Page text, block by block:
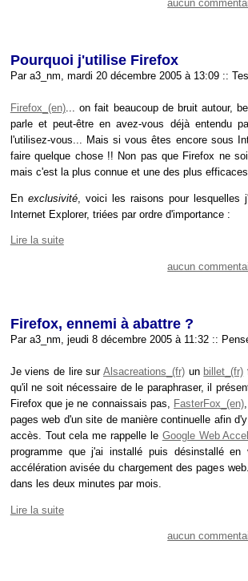
aucun
Pourquoi j'utilise Firefox
Par a3_nm, mardi 20 décembre 2005 à 13:09 ::
Firefox
... on fait beaucoup de bruit autour,
parle et peut-être en avez-vous déjà entendu
l'utilisez-vous... Mais si vous êtes encore sous
faire quelque chose !! Non pas que Firefox ne
mais c'est la plus connue et une des plus efficaces.
En exclusivité, voici les raisons pour lesquelles
Internet Explorer, triées par ordre d'importance :
Lire la suite
aucun
Firefox, ennemi à abattre ?
Par a3_nm, jeudi 8 décembre 2005 à 11:32 ::
Je viens de lire sur Alsacreations un billet
qu'il ne soit nécessaire de le paraphraser, il
Firefox que je ne connaissais pas,
FasterFox
pages web d'un site de manière continuelle afin
accès. Tout cela me rappelle le Google Web
programme que j'ai installé puis désinstallé
accélération avisée du chargement des pages
dans les deux minutes par mois.
Lire la suite
aucun